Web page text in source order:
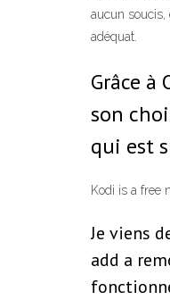
aucun soucis,
adéquat.
Grâce
son
qui est
Kodi is a free
Je viens
add a